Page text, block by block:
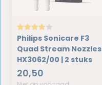
Philips Sonicare F3
Quad Stream Nozzles
HX3062/00 | 2 stuks
20,50